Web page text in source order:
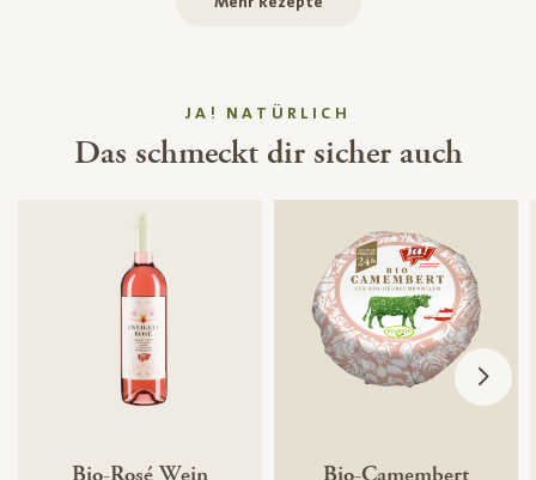
JA! NATÜRLICH
Das schmeckt dir sicher auch